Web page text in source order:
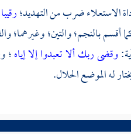
الاستعلاء ضرب من التهديد؛رقيبا
أقسم بالنجم؛ والتين؛
وقضى ربك ألا تعبدوا إلا إياه؛
له الموضع الحلال.